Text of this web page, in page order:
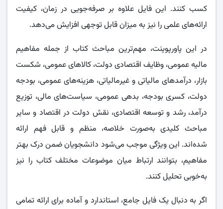
کسب کنند. این فایل علاوه بر صرفه‌جویی در زمان، کیفیت
ارائه‌های علمی را نیز به میزان قابل توجهی افزایش می‌دهد.
در این پاورپوینت، مهم‌ترین مباحث کتاب از جمله مفاهیم
مالیه عمومی، وظایف اقتصادی دولت، کالاهای عمومی، شکست
بازار، درآمدهای مالیاتی و غیرمالیاتی، هزینه‌های عمومی، بودجه
دولت، کسری بودجه، بدهی عمومی، سیاست‌های مالی، توزیع
درآمد، رشد و توسعه اقتصادی، نقش دولت در اقتصاد و سایر
مباحث کلیدی به‌صورت خلاصه، منظم و قابل فهم ارائه
شده‌اند. این ویژگی موجب می‌شود دانشجویان ضمن درک بهتر
مفاهیم، بتوانند ارتباط میان موضوعات مختلف کتاب را نیز
به‌خوبی تحلیل کنند.
اگر به دنبال یک فایل جامع، استاندارد و آماده برای ارائه تمامی